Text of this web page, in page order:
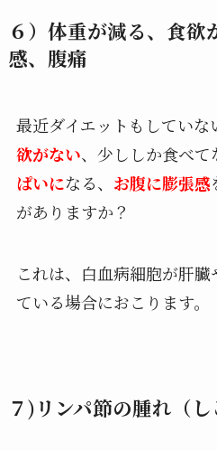
６）体重が減る、食欲
感、腹痛
最近ダイエットもしていな
欲がない、少ししか食べて
ぱいになる、 お腹に膨張感
がありますか？
これは、白血病細胞が肝
ている場合におこります。
７)リンパ節の腫れ（し